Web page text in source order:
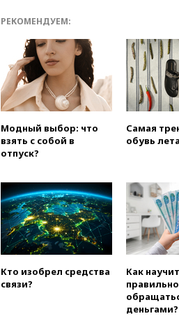
РЕКОМЕНДУЕМ:
Модный выбор: что
взять с собой в
отпуск?
Самая
обувь
Кто изобрел средства
связи?
Как
правильно
деньгами?